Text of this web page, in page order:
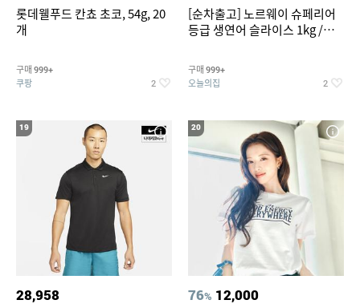
롯데웰푸드 칸쵸 초코, 54g, 20
개
구매 999+
쿠팡 2
[순차출고] 노르웨이 슈페리어
등급 생연어 슬라이스 1kg /
구매 999+
오늘의집 2
19
28,958
20
76% 12,000